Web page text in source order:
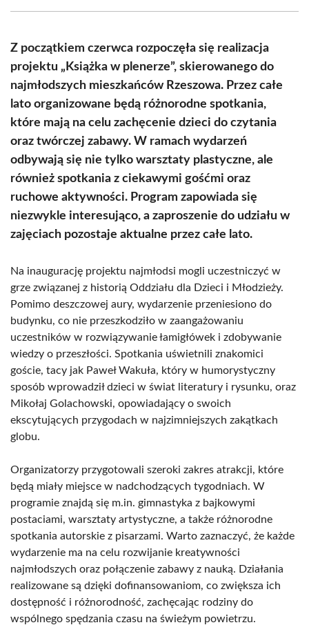
(Twitter)
Z początkiem czerwca rozpoczęła się realizacja
projektu „Książka w plenerze”, skierowanego do
najmłodszych mieszkańców Rzeszowa. Przez całe
lato organizowane będą różnorodne spotkania,
które mają na celu zachęcenie dzieci do czytania
oraz twórczej zabawy. W ramach wydarzeń
odbywają się nie tylko warsztaty plastyczne, ale
również spotkania z ciekawymi gośćmi oraz
ruchowe aktywności. Program zapowiada się
niezwykle interesująco, a zaproszenie do udziału w
zajęciach pozostaje aktualne przez całe lato.
Na inaugurację projektu najmłodsi mogli uczestniczyć w
grze związanej z historią Oddziału dla Dzieci i Młodzieży.
Pomimo deszczowej aury, wydarzenie przeniesiono do
budynku, co nie przeszkodziło w zaangażowaniu
uczestników w rozwiązywanie łamigłówek i zdobywanie
wiedzy o przeszłości. Spotkania uświetnili znakomici
goście, tacy jak Paweł Wakuła, który w humorystyczny
sposób wprowadził dzieci w świat literatury i rysunku, oraz
Mikołaj Golachowski, opowiadający o swoich
ekscytujących przygodach w najzimniejszych zakątkach
globu.
Organizatorzy przygotowali szeroki zakres atrakcji, które
będą miały miejsce w nadchodzących tygodniach. W
programie znajdą się m.in. gimnastyka z bajkowymi
postaciami, warsztaty artystyczne, a także różnorodne
spotkania autorskie z pisarzami. Warto zaznaczyć, że każde
wydarzenie ma na celu rozwijanie kreatywności
najmłodszych oraz połączenie zabawy z nauką. Działania
realizowane są dzięki dofinansowaniom, co zwiększa ich
dostępność i różnorodność, zachęcając rodziny do
wspólnego spędzania czasu na świeżym powietrzu.